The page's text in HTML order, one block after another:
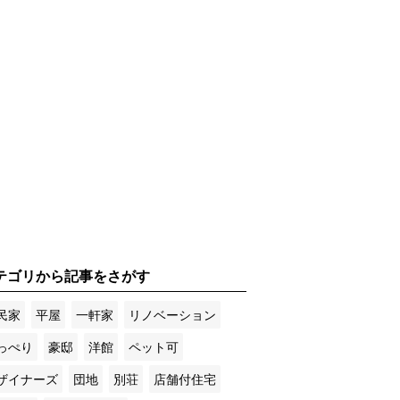
ゴリから記事をさがす
家 平屋 一軒家
リノベーション
ぺり
豪邸 洋館
ペット可
イナーズ
団地 別荘
店舗付住宅